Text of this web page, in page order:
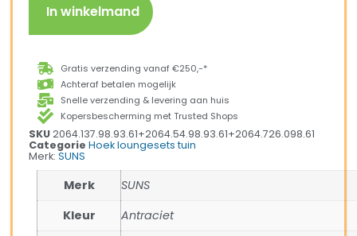
In winkelmand
Gratis verzending vanaf €250,-*
Achteraf betalen mogelijk
Snelle verzending & levering aan huis
Kopersbescherming met Trusted Shops
SKU2064.137.98.93.61+2064.54.98.93.61+2064.726.098.61
Categorie Hoek loungesets tuin
Merk:SUNS
Merk
SUNS
Kleur
Antraciet